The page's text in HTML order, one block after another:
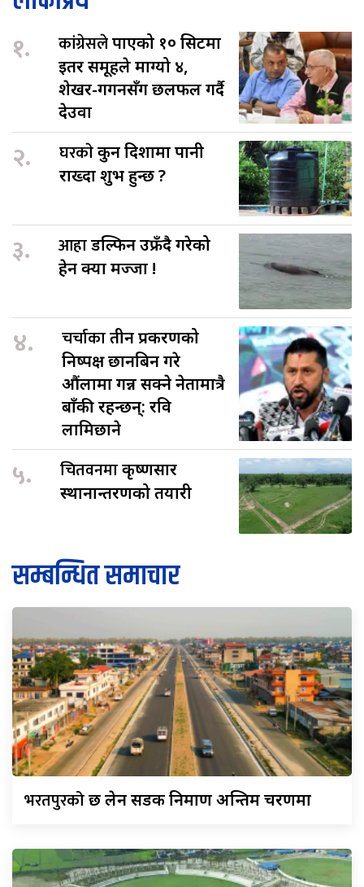
१. कांग्रेसलेपाएको १० सिटमा
इतर समूहले माग्यो ४,
शेखर-गगनसँग छलफल गर्दै
देउवा
२. घरकाेकुन दिशामा पानी
राख्दा शुभ हुन्छ ?
३. आहाडल्फिन उफ्रँदै गरेको
हेर्न क्या मज्जा !
४. चर्चाकातीन प्रकरणको
निष्पक्ष छानबिन गरे
औंलामा गन्न सक्ने नेतामात्रै
बाँकी रहन्छन्: रवि
लामिछाने
५. चितवनमाकृष्णसार
स्थानान्तरणको तयारी
सम्बन्धित समाचार
भरतपुरकोछ लेन सडक निर्माण अन्तिम चरणमा